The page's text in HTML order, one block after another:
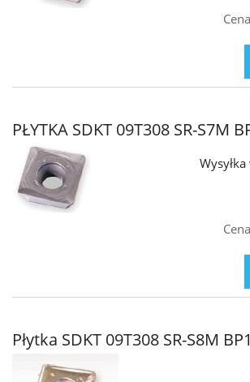
PŁYTKA SDKT 09T308 SR-S7M
Wysyłka
Płytka SDKT 09T308 SR-S8M